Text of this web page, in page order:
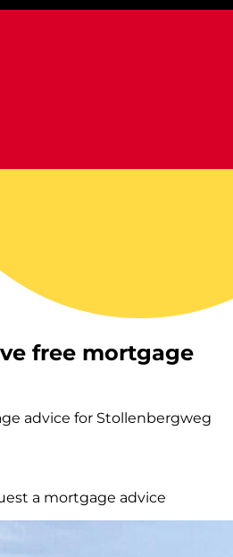
free mortgage
advice for Stollenbergweg
a mortgage advice